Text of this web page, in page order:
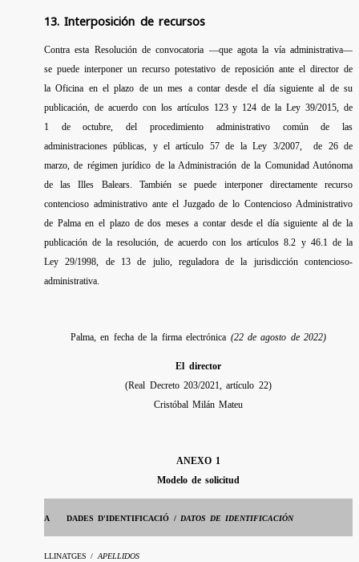
13. Interposición de recursos
Contra esta Resolución de convocatoria —que agota la vía administrativa—
se puede interponer un recurso potestativo de reposición ante el director de
la Oficina en el plazo de un mes a contar desde el día siguiente al de su
publicación, de acuerdo con los artículos 123 y 124 de la Ley 39/2015, de
1 de octubre, del procedimiento administrativo común de las
administraciones públicas, y el artículo 57 de la Ley 3/2007, de 26 de
marzo, de régimen jurídico de la Administración de la Comunidad Autónoma
de las Illes Balears. También se puede interponer directamente recurso
contencioso administrativo ante el Juzgado de lo Contencioso Administrativo
de Palma en el plazo de dos meses a contar desde el día siguiente al de la
publicación de la resolución, de acuerdo con los artículos 8.2 y 46.1 de la
Ley 29/1998, de 13 de julio, reguladora de la jurisdicción contencioso-
administrativa.
Palma, en fecha de la firma electrónica (22 de agosto de 2022)
El director
(Real Decreto 203/2021, artículo 22)
Cristóbal Milán Mateu
ANEXO 1
Modelo de solicitud
A DADES D'IDENTIFICACIÓ / DATOS DE IDENTIFICACIÓN
LLINATGES /APELLIDOS